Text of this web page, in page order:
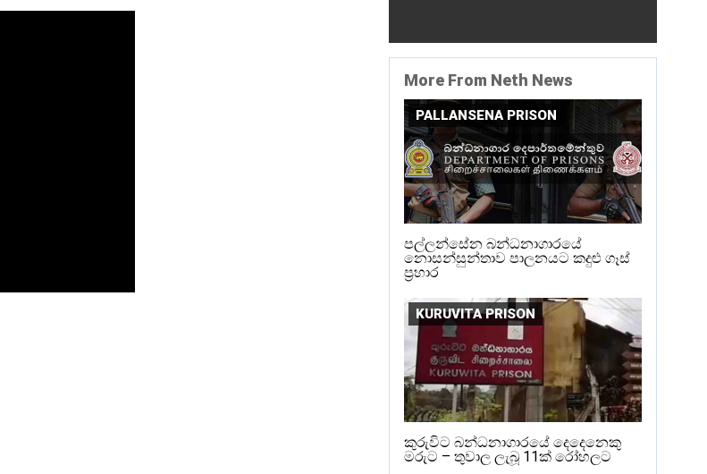
More From Neth News
PALLANSENA PRISON
පල්ලන්සේන බන්ධනාගාරයේ
නොසන්සුන්තාව පාලනයට කදුළු ගෑස්
ප්‍රහාර
KURUVITA PRISON
කුරුවිට බන්ධනාගාරයේ දෙදෙනෙකු
මරුට – තුවාල ලැබූ 11ක් රෝහලට